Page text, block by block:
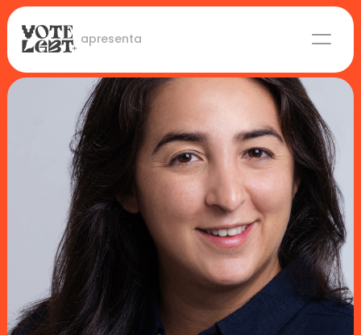
apresenta
Candidaturas
Lideranças eleitas
Sobre